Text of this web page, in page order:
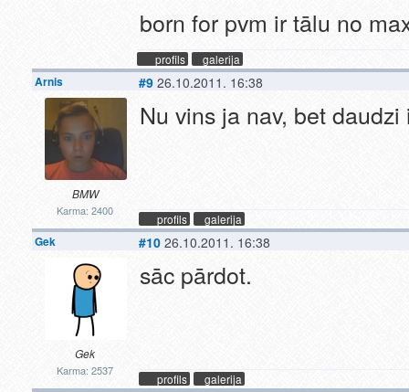
born for pvm ir tālu no
profils galerija
Arnis
BMW
Karma: 2400
#9 26.10.2011. 16:38
Nu vins ja nav, bet daudzi
profils galerija
Gek
Gek
Karma: 2537
#10 26.10.2011. 16:38
sāc pārdot.
profils galerija